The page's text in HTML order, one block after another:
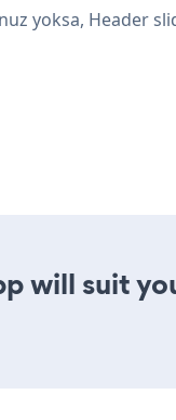
yoksa, Header
will suit